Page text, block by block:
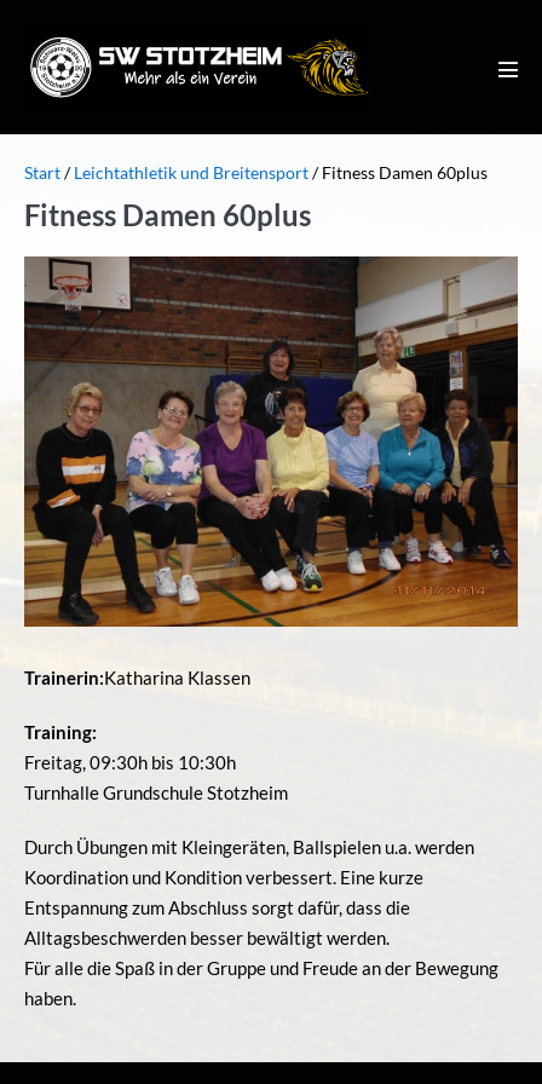
Inhalt
springen
Start/Leichtathletik und Breitensport/Fitness Damen 60plus
Fitness Damen 60plus
Trainerin:Katharina Klassen
Training:
Freitag, 09:30h bis 10:30h
Turnhalle Grundschule Stotzheim
Durch Übungen mit Kleingeräten, Ballspielen u.a. werden
Koordination und Kondition verbessert. Eine kurze
Entspannung zum Abschluss sorgt dafür, dass die
Alltagsbeschwerden besser bewältigt werden.
Für alle die Spaß in der Gruppe und Freude an der Bewegung
haben.